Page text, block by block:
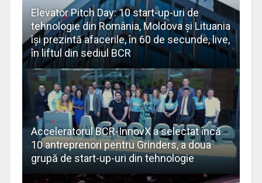
Elevator Pitch Day: 10 start-up-uri de
tehnologie din România, Moldova și Lituania
își prezintă afacerile, în 60 de secunde, live,
în liftul din sediul BCR
Acceleratorul BCR-InnovX a selectat încă
10 antreprenori pentru Grinders, a doua
grupă de start-up-uri din tehnologie